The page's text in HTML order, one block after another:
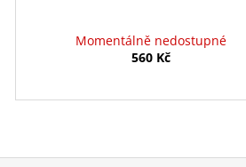
Momentálně nedostupné
560 Kč